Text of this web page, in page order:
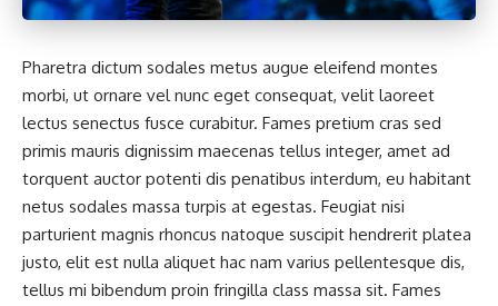
Pharetra dictum sodales metus augue eleifend montes
morbi, ut ornare vel nunc eget consequat, velit laoreet
lectus senectus fusce curabitur. Fames pretium cras sed
primis mauris dignissim maecenas tellus integer, amet ad
torquent auctor potenti dis penatibus interdum, eu habitant
netus sodales massa turpis at egestas. Feugiat nisi
parturient magnis rhoncus natoque suscipit hendrerit platea
justo, elit est nulla aliquet hac nam varius pellentesque dis,
tellus mi bibendum proin fringilla class massa sit. Fames